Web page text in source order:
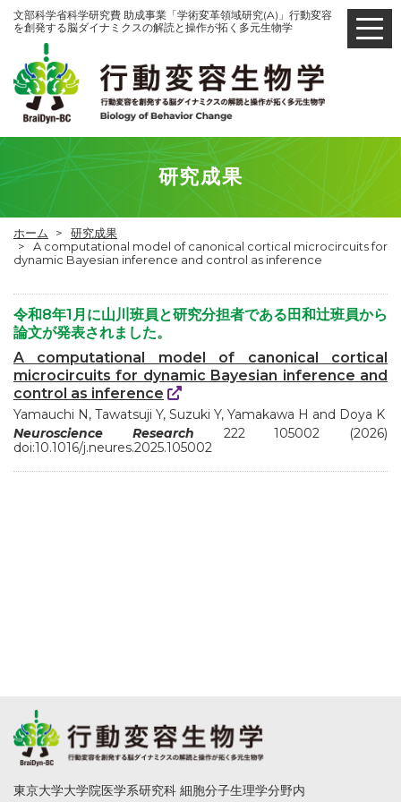
文部科学省科学研究費 助成事業「学術変革領域研究(A)」行動変容
を創発する脳ダイナミクスの解読と操作が拓く多元生物学
研究成果
ホーム
研究成果
A computational model of canonical cortical microcircuits for
dynamic Bayesian inference and control as inference
令和8年1月に山川班員と研究分担者である田和辻班員から
論文が発表されました。
A computational model of canonical cortical
microcircuits for dynamic Bayesian inference and
control as inference
Yamauchi N, Tawatsuji Y, Suzuki Y, Yamakawa H and Doya K
Neuroscience Research 222 105002 (2026)
doi:10.1016/j.neures.2025.105002
東京大学大学院医学系研究科 細胞分子生理学分野内